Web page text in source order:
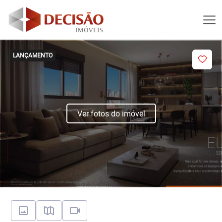
LANÇAMENTO
Ver fotos do imóvel